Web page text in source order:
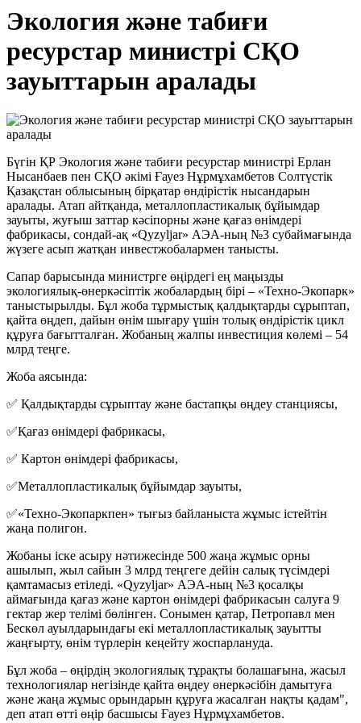
Экология және табиғи
ресурстар министрі СҚО
зауыттарын аралады
Бүгін ҚР Экология және табиғи ресурстар министрі Ерлан
Нысанбаев пен СҚО әкімі Ғауез Нұрмұхамбетов Солтүстік
Қазақстан облысының бірқатар өндірістік нысандарын
аралады. Атап айтқанда, металлопластикалық бұйымдар
зауыты, жуғыш заттар кәсіпорны және қағаз өнімдері
фабрикасы, сондай-ақ «Qyzyljar» АЭА-ның №3 субаймағында
жүзеге асып жатқан инвестжобалармен танысты.
Сапар барысында министрге өңірдегі ең маңызды
экологиялық-өнеркәсіптік жобалардың бірі – «Техно-Экопарк»
таныстырылды. Бұл жоба тұрмыстық қалдықтарды сұрыптап,
қайта өңдеп, дайын өнім шығару үшін толық өндірістік цикл
құруға бағытталған. Жобаның жалпы инвестиция көлемі – 54
млрд теңге.
Жоба аясында:
✅ Қалдықтарды сұрыптау және бастапқы өңдеу станциясы,
✅Қағаз өнімдері фабрикасы,
✅ Картон өнімдері фабрикасы,
✅Металлопластикалық бұйымдар зауыты,
✅«Техно-Экопаркпен» тығыз байланыста жұмыс істейтін
жаңа полигон.
Жобаны іске асыру нәтижесінде 500 жаңа жұмыс орны
ашылып, жыл сайын 3 млрд теңгеге дейін салық түсімдері
қамтамасыз етіледі. «Qyzyljar» АЭА-ның №3 қосалқы
аймағында қағаз және картон өнімдері фабрикасын салуға 9
гектар жер телімі бөлінген. Сонымен қатар, Петропавл мен
Бескөл ауылдарындағы екі металлопластикалық зауытты
жаңғырту, өнім түрлерін кеңейту жоспарлануда.
Бұл жоба – өңірдің экологиялық тұрақты болашағына, жасыл
технологиялар негізінде қайта өңдеу өнеркәсібін дамытуға
және жаңа жұмыс орындарын құруға жасалған нақты қадам",
деп атап өтті өңір басшысы Ғауез Нұрмұхамбетов.